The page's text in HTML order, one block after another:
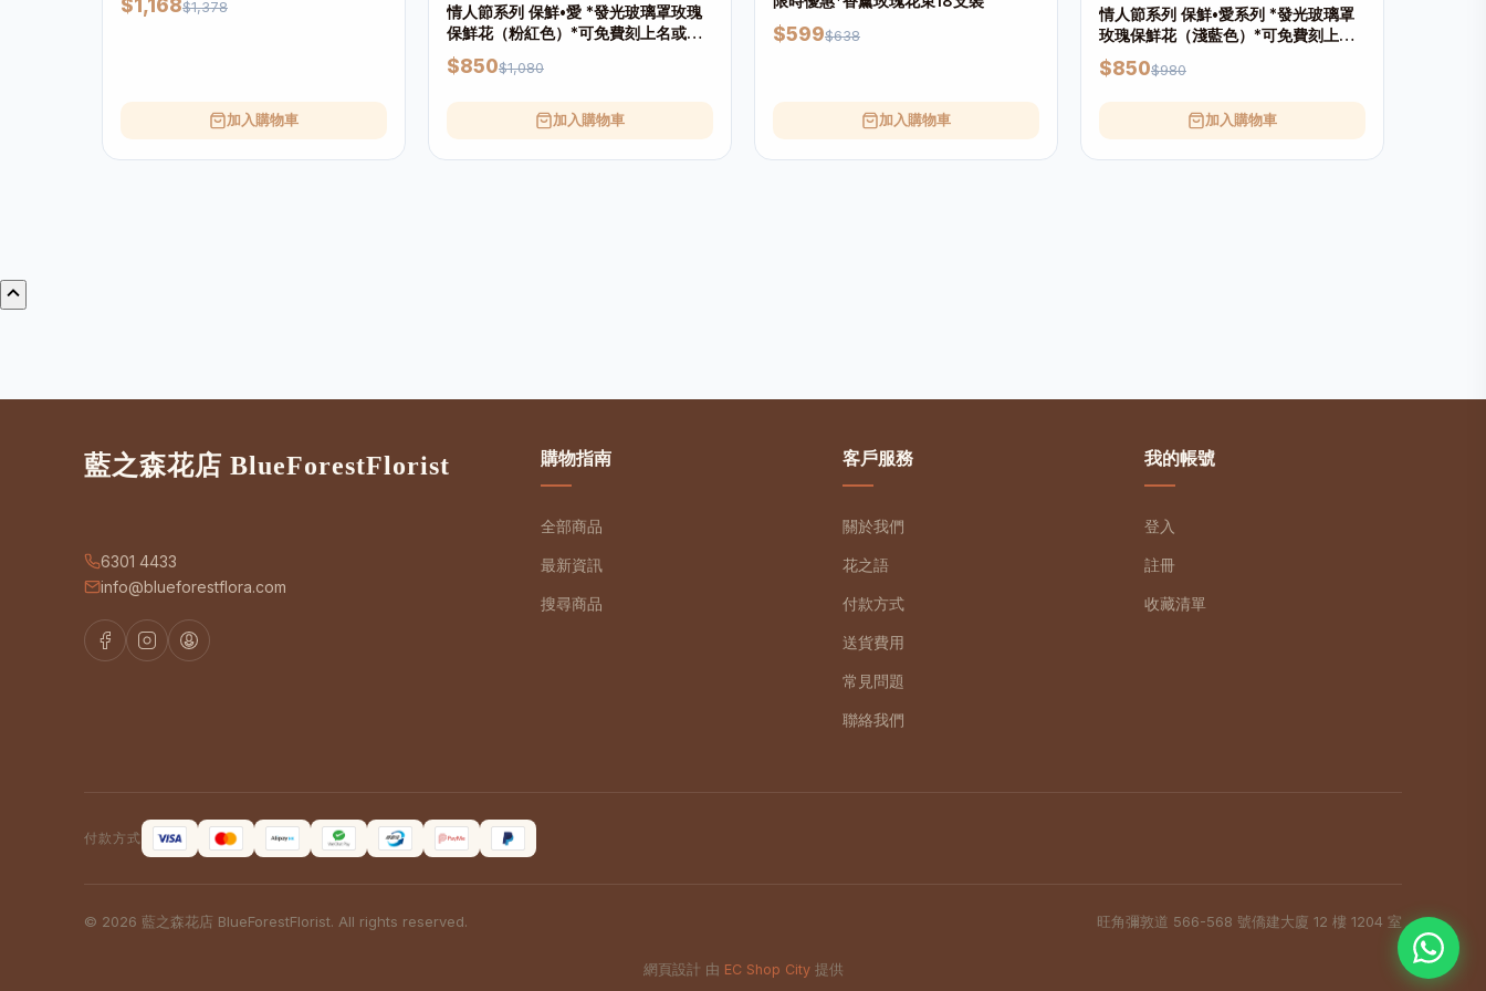
$1,168$1,378
加入購物車
情人節系列 保鮮•愛 *發光玻璃罩玫瑰
保鮮花（粉紅色）*可免費刻上名或祝
福字句
$850$1,080
加入購物車
$599$638
加入購物車
情人節系列 保鮮•愛系列 *發光玻璃罩
玫瑰保鮮花（淺藍色）*可免費刻上名
或祝福字句
$850$980
加入購物車
藍之森花店 BlueForestFlorist
6301 4433
info@blueforestflora.com
購物指南
全部商品
最新資訊
搜尋商品
客戶服務
關於我們
花之語
付款方式
送貨費用
常見問題
聯絡我們
我的帳號
登入
註冊
收藏清單
付款方式
© 2026 藍之森花店 BlueForestFlorist. All rights reserved. 旺角彌敦道 566-568 號僑建大廈 12 樓 1204 室
網頁設計 由 EC Shop City提供